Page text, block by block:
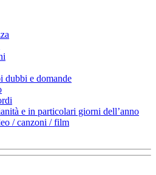
dubbi e domande
e in particolari giorni dell’anno
/ canzoni / film